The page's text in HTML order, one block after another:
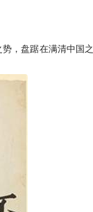
，盘踞在满清中国